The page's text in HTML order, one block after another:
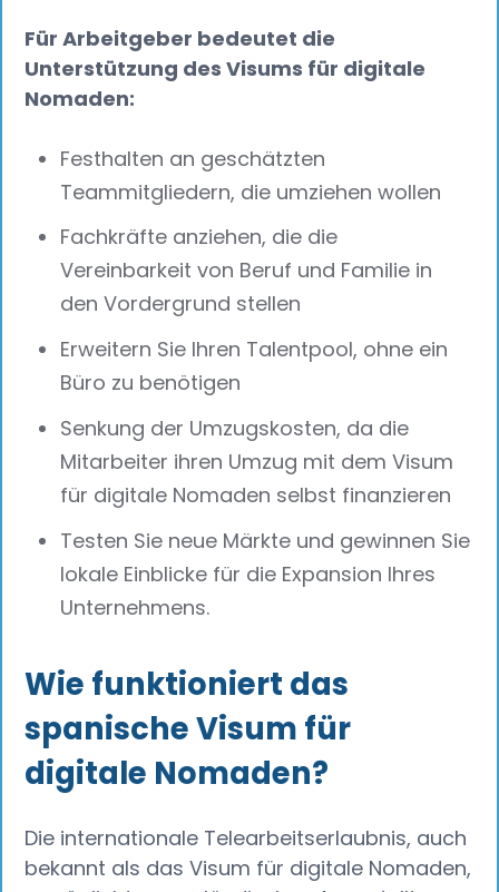
Für Arbeitgeber bedeutet die
Unterstützung des Visums für digitale
Nomaden:
Festhalten an geschätzten
Teammitgliedern, die umziehen wollen
Fachkräfte anziehen, die die
Vereinbarkeit von Beruf und Familie in
den Vordergrund stellen
Erweitern Sie Ihren Talentpool, ohne ein
Büro zu benötigen
Senkung der Umzugskosten, da die
Mitarbeiter ihren Umzug mit dem Visum
für digitale Nomaden selbst finanzieren
Testen Sie neue Märkte und gewinnen Sie
lokale Einblicke für die Expansion Ihres
Unternehmens.
Wie funktioniert das
spanische Visum für
digitale Nomaden?
Die internationale Telearbeitserlaubnis, auch
bekannt als das Visum für digitale Nomaden,